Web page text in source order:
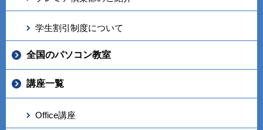
学生割引制度について
全国のパソコン教室
講座一覧
Office講座